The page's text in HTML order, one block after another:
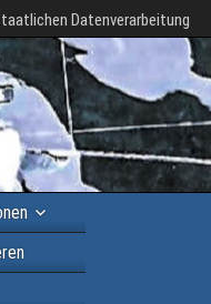
Datenverarbeitung